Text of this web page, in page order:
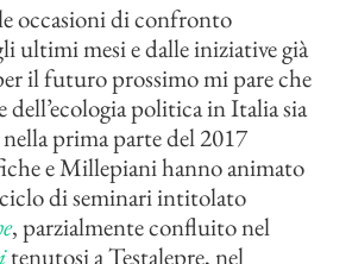
occasioni di confronto
ultimi mesi e dalle iniziative già
il futuro prossimo mi pare che
dell’ecologia politica in Italia sia
prima parte del 2017
e Millepiani hanno animato
di seminari intitolato
, parzialmente confluito nel
tenutosi a Testalepre, nel